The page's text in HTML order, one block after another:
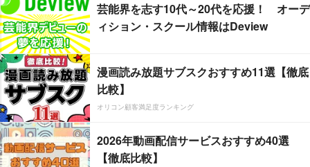
芸能界を志す10代～20代を応援！ オーデ
ィション・スクール情報はDeview
漫画読み放題サブスクおすすめ11選【徹底
比較】
オリコン顧客満足度ランキング
2026年動画配信サービスおすすめ40選
【徹底比較】